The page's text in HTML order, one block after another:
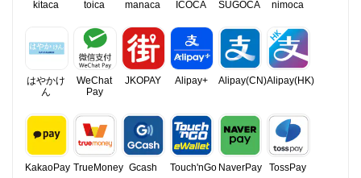
kitaca toica manaca ICOCA SUGOCA nimoca
はやかけ
ん
WeChat
Pay
JKOPAY Alipay+ Alipay(CN)Alipay(HK)
KakaoPay TrueMoney Gcash Touch'nGo NaverPay TossPay